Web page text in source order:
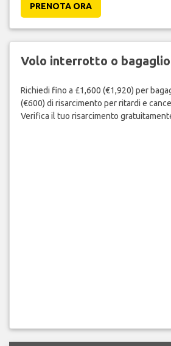
PRENOTA ORA
Volo interrotto o
Richiedi fino a £1,600 (€1,920) per
(€600) di risarcimento per ritardi e
Verifica il tuo risarcimento